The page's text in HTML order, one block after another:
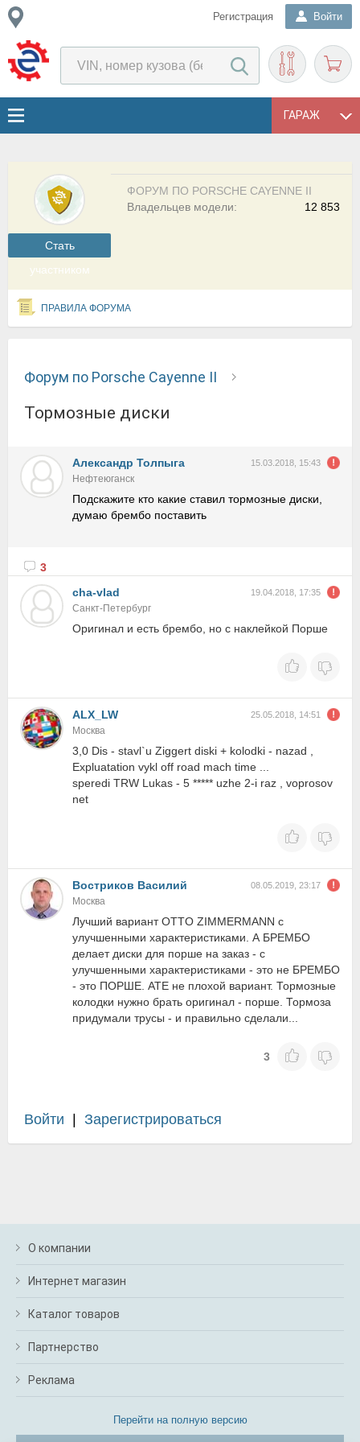
Регистрация Войти
ГАРАЖ
Cтать
участником
ФОРУМ ПО PORSCHE CAYENNE II
12 853
Владельцев модели:
ПРАВИЛА ФОРУМА
Форум по Porsche Cayenne II
Тормозные диски
Александр Толпыга 15.03.2018, 15:43
Нефтеюганск
Подскажите кто какие ставил тормозные диски,
думаю брембо поставить
3
cha-vlad
19.04.2018, 17:35
Санкт-Петербург
Оригинал и есть брембо, но с наклейкой Порше
ALX_LW 25.05.2018, 14:51
Москва
3,0 Dis - stavl`u Ziggert diski + kolodki - nazad ,
Expluatation vykl off road mach time ...
speredi TRW Lukas - 5 ***** uzhe 2-i raz , voprosov
net
Востриков Василий 08.05.2019, 23:17
Москва
Лучший вариант OTTO ZIMMERMANN с
улучшенными характеристиками. А БРЕМБО
делает диски для порше на заказ - с
улучшенными характеристиками - это не БРЕМБО
- это ПОРШЕ. ATE не плохой вариант. Тормозные
колодки нужно брать оригинал - порше. Тормоза
придумали трусы - и правильно сделали...
3
Войти Зарегистрироваться
О компании
Интернет магазин
Каталог товаров
Партнерство
Реклама
Перейти на полную версию